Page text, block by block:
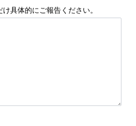
具体的にご報告ください。